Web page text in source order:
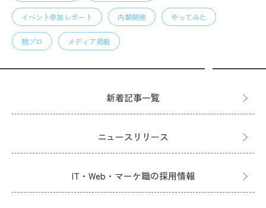
イベント参加レポート 内製開発 やってみた
競プロ メディア掲載
新着記事一覧
ニュースリリース
IT・Web・マーケ職の採用情報